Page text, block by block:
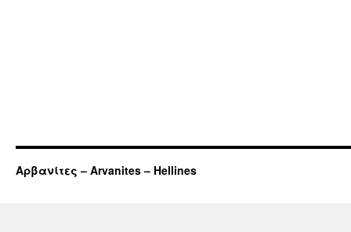
Αρβανίτες – Arvanites – Hellines